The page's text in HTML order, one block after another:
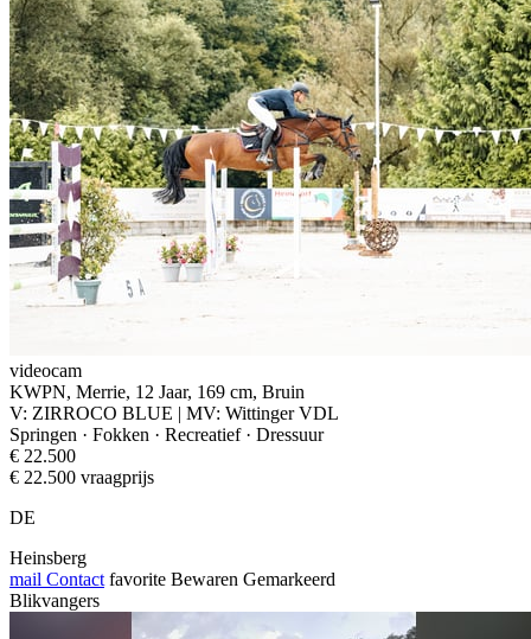
videocam
KWPN, Merrie, 12 Jaar, 169 cm, Bruin
V: ZIRROCO BLUE | MV: Wittinger VDL
Springen · Fokken · Recreatief · Dressuur
€ 22.500
€ 22.500 vraagprijs
DE
Heinsberg
mail Contact favorite Bewaren Gemarkeerd
Blikvangers